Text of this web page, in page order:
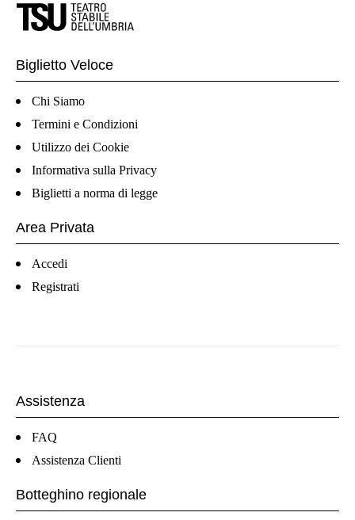
Biglietto Veloce
Chi Siamo
Termini e Condizioni
Utilizzo dei Cookie
Informativa sulla Privacy
Biglietti a norma di legge
Area Privata
Accedi
Registrati
Assistenza
FAQ
Assistenza Clienti
Botteghino regionale